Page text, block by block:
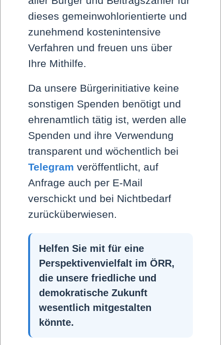
Hintergrundwissen zu Systemmedien/Mediensystem von Dirk
Pohlmann, April 2020
Medien-Matrix
Dezember 2021:„Die Medien-Matrix", Vortrag von Michael
Meyen, Professor für Kommunikationswissenschaften, LMU
München
Paul Schreyer
Paul Schreyers Vortrag mit einer historischen Einordnung der
Corona-Plandemie.
Die ständige
dieses gemeinwohlorientierte und
zunehmend kostenintensive
Verfahren und freuen uns über
Ihre Mithilfe.
Da unsere Bürgerinitiative keine
sonstigen Spenden benötigt und
ehrenamtlich tätig ist, werden alle
Spenden und ihre Verwendung
transparent und wöchentlich bei
Telegram veröffentlicht, auf
Anfrage auch per E-Mail
verschickt und bei Nichtbedarf
zurücküberwiesen.
Helfen Sie mit für eine
Perspektivenvielfalt im ÖRR,
die unsere friedliche und
demokratische Zukunft
wesentlich mitgestalten
könnte.